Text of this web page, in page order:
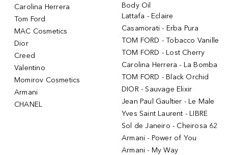
Carolina Herrera
Tom Ford
MAC Cosmetics
Dior
Creed
Valentino
Momirov Cosmetics
Armani
CHANEL
Body Oil
Lattafa - Eclaire
Casamorati - Erba Pura
TOM FORD - Tobacco Vanille
TOM FORD - Lost Cherry
Carolina Herrera - La Bomba
TOM FORD - Black Orchid
DIOR - Sauvage Elixir
Jean Paul Gaultier - Le Male
Yves Saint Laurent - LIBRE
Sol de Janeiro - Cheirosa 62
Armani - Power of You
Armani - My Way